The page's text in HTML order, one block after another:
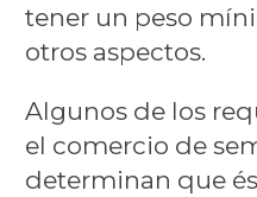
tener un peso
otros aspectos.
Algunos de los
el comercio de
determinan que